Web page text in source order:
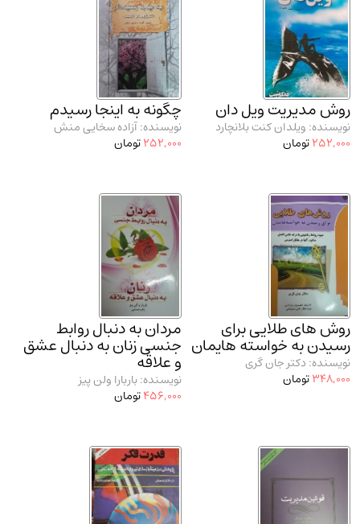
مدرسان شریف و انتشارت ارشد کتاب‌های..(2)
دانشگاه پیامـ نور
روش مدیریت ویل دان
نویسنده: ویلدان کنت بلانچارد
252,000تومان
چگونه به اینجا رسیدم
نویسنده: آزاده سخایی منش
252,000تومان
روش های طلایی برای
رسیدن به خواسته هایمان
نویسنده: دکتر جان گری
348,000تومان
مردان به دنبال روابط
جنسی زنان به دنبال عشق
و علاقه
نویسنده: باربارا ولن پیز
456,000تومان